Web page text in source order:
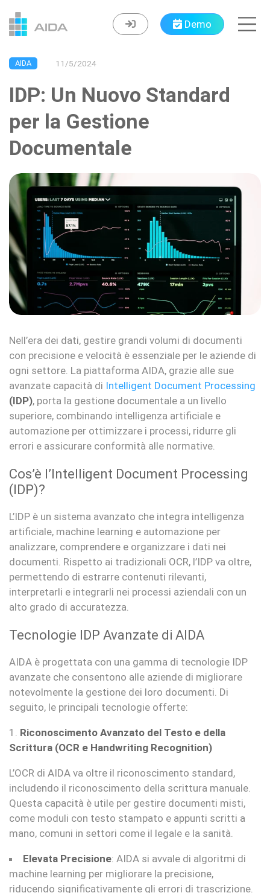
Demo
AIDA 11/5/2024
IDP: Un Nuovo Standard
per la Gestione
Documentale
Nell’era dei dati, gestire grandi volumi di documenti
con precisione e velocità è essenziale per le aziende di
ogni settore. La piattaforma AIDA, grazie alle sue
avanzate capacità di Intelligent Document Processing
(IDP), porta la gestione documentale a un livello
superiore, combinando intelligenza artificiale e
automazione per ottimizzare i processi, ridurre gli
errori e assicurare conformità alle normative.
Cos’è l’Intelligent Document Processing
(IDP)?
L’IDP è un sistema avanzato che integra intelligenza
artificiale, machine learning e automazione per
analizzare, comprendere e organizzare i dati nei
documenti. Rispetto ai tradizionali OCR, l’IDP va oltre,
permettendo di estrarre contenuti rilevanti,
interpretarli e integrarli nei processi aziendali con un
alto grado di accuratezza.
Tecnologie IDP Avanzate di AIDA
AIDA è progettata con una gamma di tecnologie IDP
avanzate che consentono alle aziende di migliorare
notevolmente la gestione dei loro documenti. Di
seguito, le principali tecnologie offerte:
1. Riconoscimento Avanzato del Testo e della
Scrittura (OCR e Handwriting Recognition)
L’OCR di AIDA va oltre il riconoscimento standard,
includendo il riconoscimento della scrittura manuale.
Questa capacità è utile per gestire documenti misti,
come moduli con testo stampato e appunti scritti a
mano, comuni in settori come il legale e la sanità.
Elevata Precisione: AIDA si avvale di algoritmi di
machine learning per migliorare la precisione,
riducendo significativamente gli errori di trascrizione.